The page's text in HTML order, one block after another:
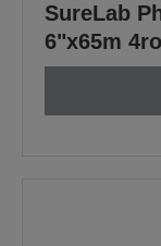
SureLab
6"x65m